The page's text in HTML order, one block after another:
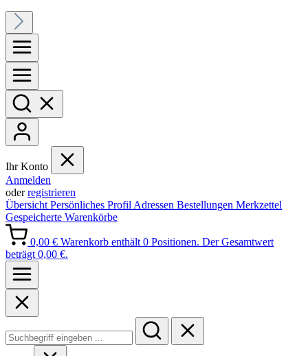
Ihr Konto
Anmelden
oderregistrieren
Übersicht Persönliches Profil Adressen Bestellungen Merkzettel
Gespeicherte Warenkörbe
0,00 € Warenkorb enthält 0 Positionen. Der Gesamtwert
beträgt 0,00 €.